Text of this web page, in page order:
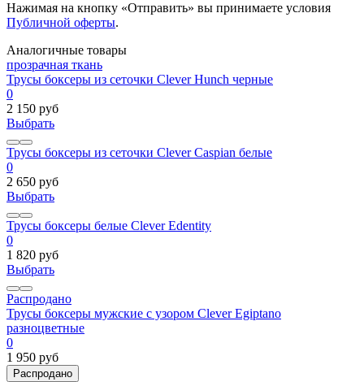
Нажимая на кнопку «Отправить» вы принимаете условия
Публичной оферты.
Аналогичные товары
прозрачная ткань
Трусы боксеры из сеточки Clever Hunch черные
0
2 150 руб
Выбрать
Трусы боксеры из сеточки Clever Caspian белые
0
2 650 руб
Выбрать
Трусы боксеры белые Clever Edentity
0
1 820 руб
Выбрать
Распродано
Трусы боксеры мужские с узором Clever Egiptano
разноцветные
0
1 950 руб
Распродано